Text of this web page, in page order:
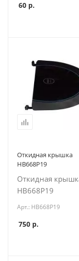
60 р.
Откидная крышка
HB668P19
Откидная
HB668P19
Арт.: HB668P19
750 р.